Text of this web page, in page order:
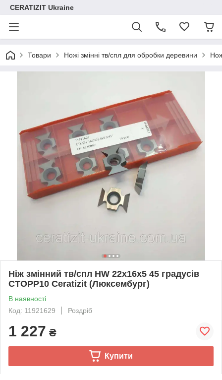
CERATIZIT Ukraine
Товари Ножі змінні тв/спл для обробки деревини
Ніж змінний тв/спл HW 22х16х5 45 градусів
СТОРР10 Ceratizit (Люксембург)
В наявності
Код: 11921629
Роздріб
1 227 ₴
Купити